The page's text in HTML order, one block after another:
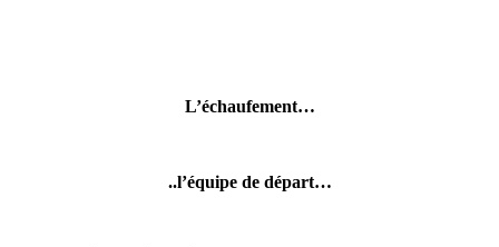
L’échaufement…
..l’équipe de départ…